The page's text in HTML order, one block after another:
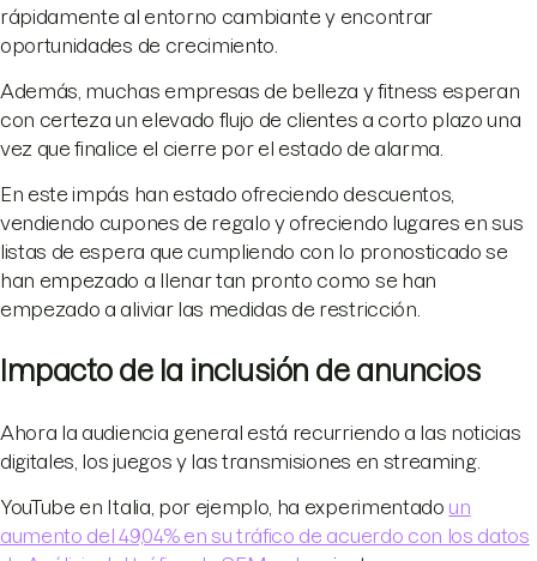
rápidamente al entorno cambiante y encontrar
oportunidades de crecimiento.
Además, muchas empresas de belleza y fitness esperan
con certeza un elevado flujo de clientes a corto plazo una
vez que finalice el cierre por el estado de alarma.
En este impás han estado ofreciendo descuentos,
vendiendo cupones de regalo y ofreciendo lugares en sus
listas de espera que cumpliendo con lo pronosticado se
han empezado a llenar tan pronto como se han
empezado a aliviar las medidas de restricción.
Impacto de la inclusión de anuncios
Ahora la audiencia general está recurriendo a las noticias
digitales, los juegos y las transmisiones en streaming.
YouTube en Italia, por ejemplo, ha experimentado un
aumento del 49,04% en su tráfico de acuerdo con los datos